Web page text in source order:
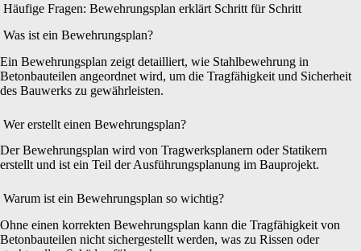
Häufige Fragen: Bewehrungsplan erklärt Schritt für Schritt
Was ist ein Bewehrungsplan?
Ein Bewehrungsplan zeigt detailliert, wie Stahlbewehrung in
Betonbauteilen angeordnet wird, um die Tragfähigkeit und Sicherheit
des Bauwerks zu gewährleisten.
Wer erstellt einen Bewehrungsplan?
Der Bewehrungsplan wird von Tragwerksplanern oder Statikern
erstellt und ist ein Teil der Ausführungsplanung im Bauprojekt.
Warum ist ein Bewehrungsplan so wichtig?
Ohne einen korrekten Bewehrungsplan kann die Tragfähigkeit von
Betonbauteilen nicht sichergestellt werden, was zu Rissen oder